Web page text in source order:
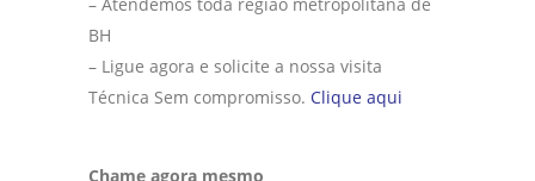
BH
– Ligue agora e solicite a nossa visita
Técnica Sem compromisso. Clique aqui
Chame agora mesmo